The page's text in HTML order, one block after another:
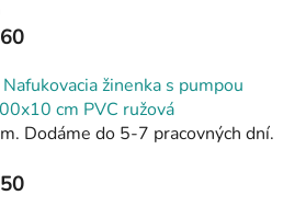
žinenka s pumpou
cm PVC ružová
Dodáme do 5-7 pracovných dní.